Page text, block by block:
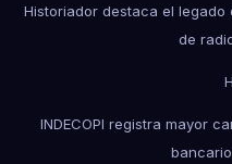
Historiador destaca el legado
de
INDECOPI registra mayor